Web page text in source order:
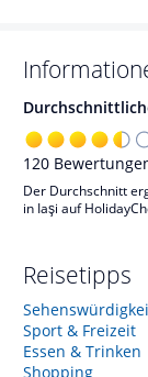
120
Der Durchschnitt
in Iaşi auf
Reisetipps
Sport & Freizeit
Essen & Trinken
Shopping